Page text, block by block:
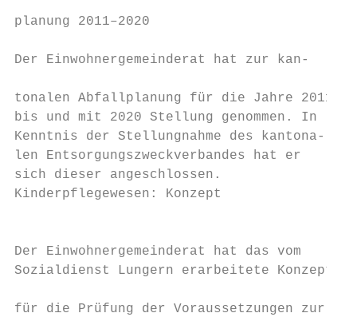
planung 2011–2020
Der Einwohnergemeinderat hat zur kan-
tonalen Abfallplanung für die Jahre 2011
bis und mit 2020 Stellung genommen. In
Kenntnis der Stellungnahme des kantona-
len Entsorgungszweckverbandes hat er
sich dieser angeschlossen.
Kinderpflegewesen: Konzept
Der Einwohnergemeinderat hat das vom
Sozialdienst Lungern erarbeitete
für die Prüfung der Voraussetzungen zur